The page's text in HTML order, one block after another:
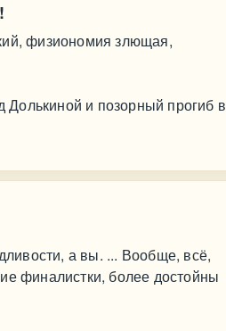
физиономия злющая,
и позорный прогиб в
а вы. ... Вообще, всё,
финалистки, более достойны